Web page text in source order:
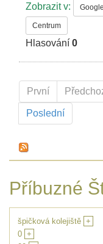
Zobrazit v: Google
Centrum
Hlasování0
První
Poslední
Příbuzné
špičková kolejiště +
0 +